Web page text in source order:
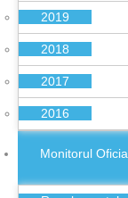
2019
2018
2017
2016
Monitorul